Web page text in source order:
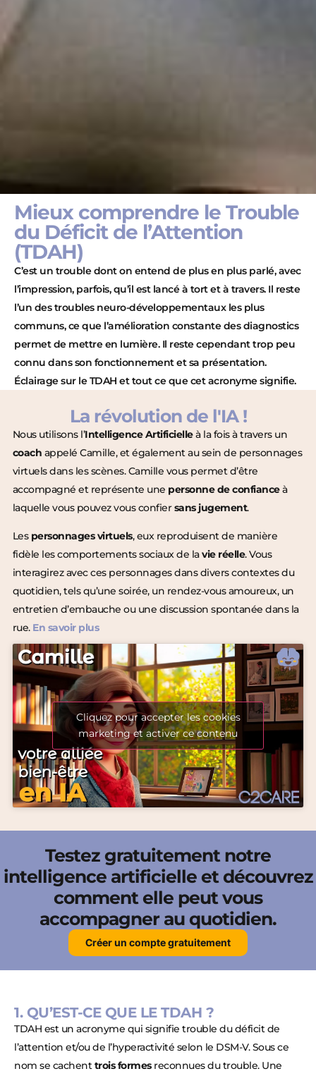
Mieux comprendre le Trouble
du Déficit de l’Attention
(TDAH)
C’est un trouble dont on entend de plus en plus parlé, avec
l’impression, parfois, qu’il est lancé à tort et à travers. Il reste
l’un des troubles neuro-développementaux les plus
communs, ce que l’amélioration constante des diagnostics
permet de mettre en lumière. Il reste cependant trop peu
connu dans son fonctionnement et sa présentation.
Éclairage sur le TDAH et tout ce que cet acronyme signifie.
Cliquez pour accepter les cookies
marketing et activer ce contenu
La révolution de l'IA !
Nous utilisons l’Intelligence Artificielleà la fois à travers un
coach appelé Camille, et également au sein de personnages
virtuels dans les scènes. Camille vous permet d’être
accompagné et représente une personne de confianceà
laquelle vous pouvez vous confiersans jugement.
Les personnages virtuels, eux reproduisent de manière
fidèle les comportements sociaux de lavie réelle. Vous
interagirez avec ces personnages dans divers contextes du
quotidien, tels qu’une soirée, un rendez-vous amoureux, un
entretien d’embauche ou une discussion spontanée dans la
rue. En savoir plus
Testez gratuitement notre
intelligence artificielle et découvrez
comment elle peut vous
accompagner au quotidien.
Créer un compte gratuitement
1. QU’EST-CE QUE LE TDAH ?
TDAH est un acronyme qui signifie trouble du déficit de
l’attention et/ou de l’hyperactivité selon le DSM-V. Sous ce
nom se cachenttrois formesreconnues du trouble. Une